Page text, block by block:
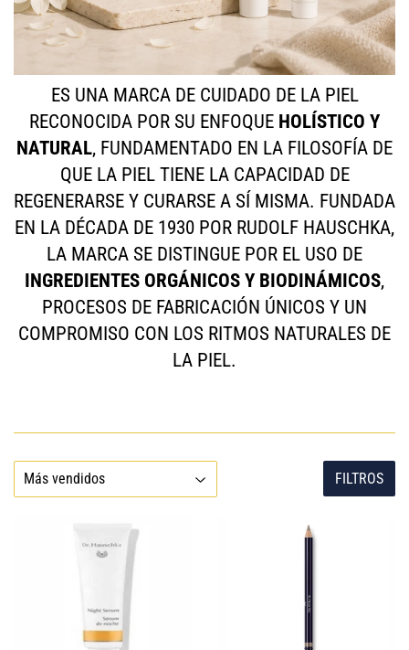
ES UNA MARCA DE CUIDADO DE LA PIEL
RECONOCIDA POR SU ENFOQUE HOLÍSTICO Y
NATURAL, FUNDAMENTADO EN LA FILOSOFÍA DE
QUE LA PIEL TIENE LA CAPACIDAD DE
REGENERARSE Y CURARSE A SÍ MISMA. FUNDADA
EN LA DÉCADA DE 1930 POR RUDOLF HAUSCHKA,
LA MARCA SE DISTINGUE POR EL USO DE
INGREDIENTES ORGÁNICOS Y BIODINÁMICOS,
PROCESOS DE FABRICACIÓN ÚNICOS Y UN
COMPROMISO CON LOS RITMOS NATURALES DE
LA PIEL.
FILTROS